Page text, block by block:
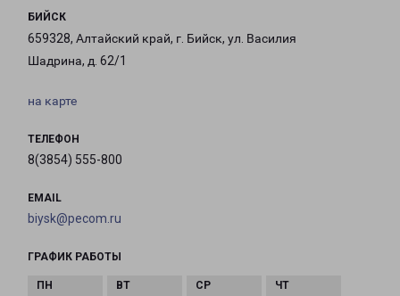
БИЙСК
659328, Алтайский край, г. Бийск, ул. Василия
Шадрина, д. 62/1
на карте
ТЕЛЕФОН
8(3854) 555-800
EMAIL
biysk@pecom.ru
ГРАФИК РАБОТЫ